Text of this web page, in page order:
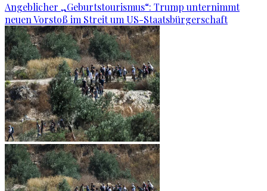
Angeblicher „Geburtstourismus“: Trump unternimmt
neuen Vorstoß im Streit um US-Staatsbürgerschaft